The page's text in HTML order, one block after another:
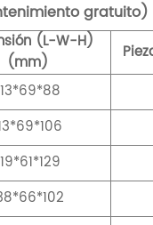
gratuito)
(L-W-H)
(mm)